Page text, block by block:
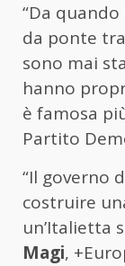
“Da
da ponte
sono mai
hanno
è famosa
Partito
“Il governo
costruire
un’Italietta
Magi,